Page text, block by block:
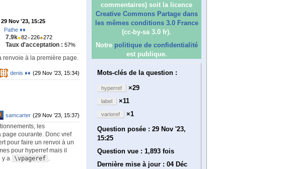
29 Nov '23, 15:25
Pathe ♦♦
7.9k●82●226●272
Taux d'acceptation : 57%
renvoie à la première page.
(29 Nov '23, 15:34)
denis ♦♦
(29 Nov '23, 15:37)
samcarter
les
page courante. Donc vref
pour faire un renvoi à un
pour hyperref mais il
y a \vpageref .
commentaires) soit la licence
Creative Commons Partage dans
les mêmes conditions 3.0 France
(cc-by-sa 3.0 fr).
Notre politique de confidentialité
est publique.
Mots-clés de la question :
hyperref ×29
label ×11
varioref
×1
Question posée : 29 Nov '23,
15:25
Question vue : 1,893 fois
Dernière mise à jour : 04 Déc